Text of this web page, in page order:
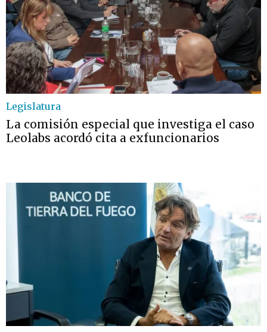
Legislatura
La comisión especial que investiga el caso
Leolabs acordó cita a exfuncionarios